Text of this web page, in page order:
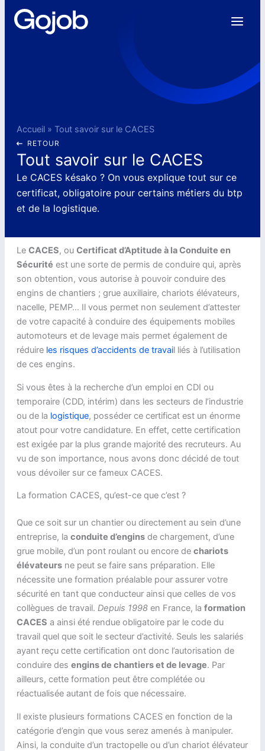
Accueil» Tout savoir sur le CACES
RETOUR
Tout savoir sur le CACES
Le CACES késako ? On vous explique tout sur ce
certificat, obligatoire pour certains métiers du btp
et de la logistique.
Le CACES, ou Certificat d’Aptitude à la Conduite en
Sécurité est une sorte de permis de conduire qui, après
son obtention, vous autorise à pouvoir conduire des
engins de chantiers ; grue auxiliaire, chariots élévateurs,
nacelle, PEMP… Il vous permet non seulement d’attester
de votre capacité à conduire des équipements mobiles
automoteurs et de levage mais permet également de
réduire les risques d’accidents de travail liés à l’utilisation
de ces engins.
Si vous êtes à la recherche d’un emploi en CDI ou
temporaire (CDD, intérim) dans les secteurs de l’industrie
ou de la logistique, posséder ce certificat est un énorme
atout pour votre candidature. En effet, cette certification
est exigée par la plus grande majorité des recruteurs. Au
vu de son importance, nous avons donc décidé de tout
vous dévoiler sur ce fameux CACES.
La formation CACES, qu’est-ce que c’est ?
Que ce soit sur un chantier ou directement au sein d’une
entreprise, la conduite d’enginsde chargement, d’une
grue mobile, d’un pont roulant ou encore de chariots
élévateursne peut se faire sans préparation. Elle
nécessite une formation préalable pour assurer votre
sécurité en tant que conducteur ainsi que celles de vos
collègues de travail. Depuis 1998en France, la formation
CACES a ainsi été rendue obligatoire par le code du
travail quel que soit le secteur d’activité. Seuls les salariés
ayant reçu cette certification ont donc l’autorisation de
conduire des engins de chantiers et de levage. Par
ailleurs, cette formation peut être complétée ou
réactualisée autant de fois que nécessaire.
Il existe plusieurs formations CACES en fonction de la
catégorie d’engin que vous serez amenés à manipuler.
Ainsi, la conduite d’un tractopelle ou d’un chariot élévateur